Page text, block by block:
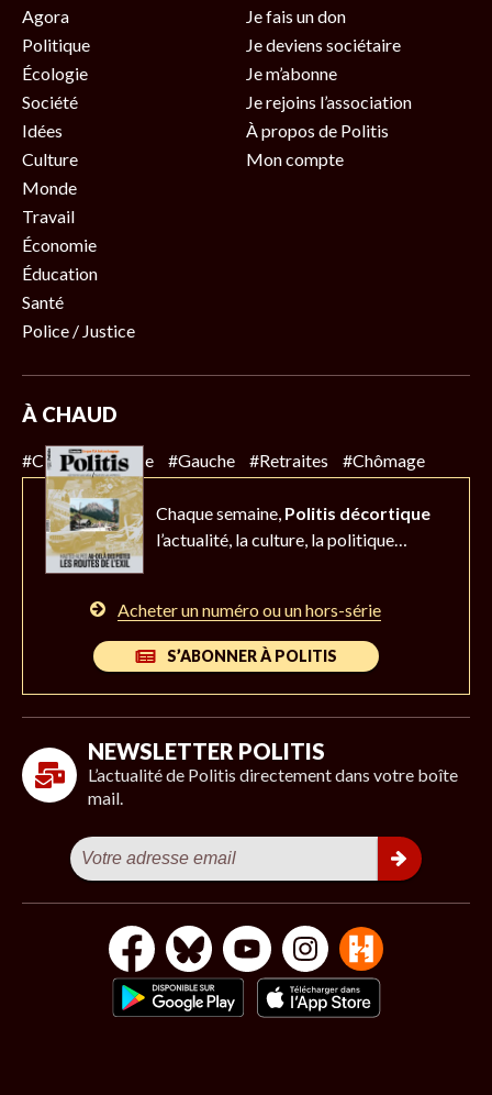
Agora
Politique
Écologie
Société
Idées
Culture
Monde
Travail
Économie
Éducation
Santé
Police / Justice
Je fais un don
Je deviens sociétaire
Je m’abonne
Je rejoins l’association
À propos de Politis
Mon compte
À CHAUD
#Climat #Police #Gauche #Retraites #Chômage
Chaque semaine, Politis décortique
l’actualité, la culture, la politique…
Acheter un numéro ou un hors-série
S’ABONNER À POLITIS
NEWSLETTER POLITIS
L’actualité de Politis directement dans votre boîte
mail.